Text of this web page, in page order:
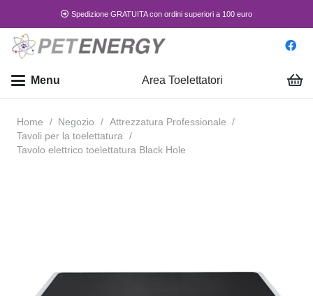
Spedizione GRATUITA con ordini superiori a 100 euro
Menu Area Toelettatori
Home / Negozio / Attrezzatura Professionale /
Tavoli per la toelettatura
/
Tavolo elettrico toelettatura Black Hole